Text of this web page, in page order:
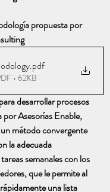
propuesta por
.pdf
• 62KB
desarrollar procesos
Asesorías Enable,
método convergente
la adecuada
semanales con los
que le permite al
una lista